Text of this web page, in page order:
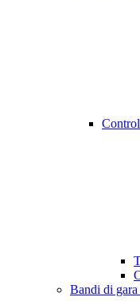
Bandi di gara